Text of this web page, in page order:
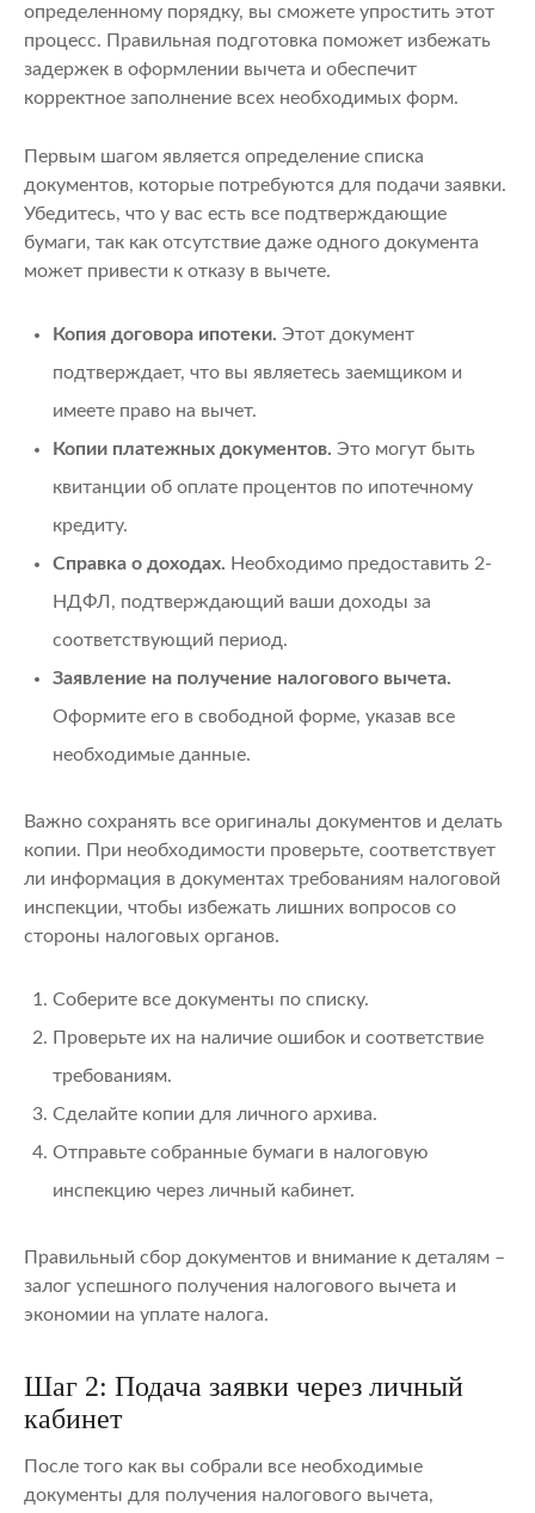
определенному порядку, вы сможете упростить этот
процесс. Правильная подготовка поможет избежать
задержек в оформлении вычета и обеспечит
корректное заполнение всех необходимых форм.
Первым шагом является определение списка
документов, которые потребуются для подачи заявки.
Убедитесь, что у вас есть все подтверждающие
бумаги, так как отсутствие даже одного документа
может привести к отказу в вычете.
Копия договора ипотеки. Этот документ
подтверждает, что вы являетесь заемщиком и
имеете право на вычет.
Копии платежных документов. Это могут быть
квитанции об оплате процентов по ипотечному
кредиту.
Справка о доходах. Необходимо предоставить 2-
НДФЛ, подтверждающий ваши доходы за
соответствующий период.
Заявление на получение налогового вычета.
Оформите его в свободной форме, указав все
необходимые данные.
Важно сохранять все оригиналы документов и делать
копии. При необходимости проверьте, соответствует
ли информация в документах требованиям налоговой
инспекции, чтобы избежать лишних вопросов со
стороны налоговых органов.
Соберите все документы по списку.
Проверьте их на наличие ошибок и соответствие
требованиям.
Сделайте копии для личного архива.
Отправьте собранные бумаги в налоговую
инспекцию через личный кабинет.
Правильный сбор документов и внимание к деталям –
залог успешного получения налогового вычета и
экономии на уплате налога.
Шаг 2: Подача заявки через личный
кабинет
После того как вы собрали все необходимые
документы для получения налогового вычета,